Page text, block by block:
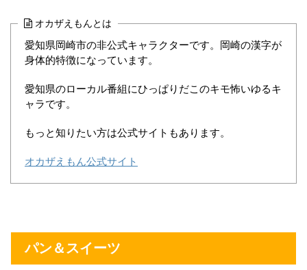
オカザえもんとは
愛知県岡崎市の非公式キャラクターです。岡崎の漢字が
身体的特徴になっています。
愛知県のローカル番組にひっぱりだこのキモ怖いゆるキ
ャラです。
もっと知りたい方は公式サイトもあります。
オカザえもん公式サイト
パン＆スイーツ